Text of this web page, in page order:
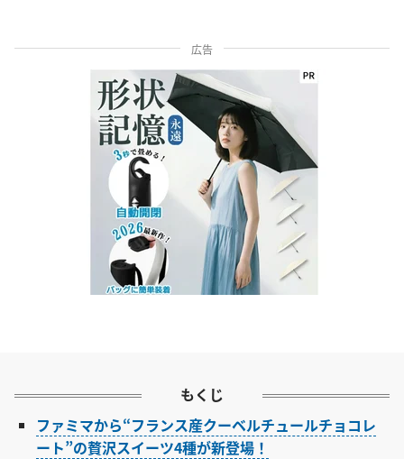
広告
もくじ
ファミマから“フランス産クーベルチュールチョコレ
ート”の贅沢スイーツ4種が新登場！